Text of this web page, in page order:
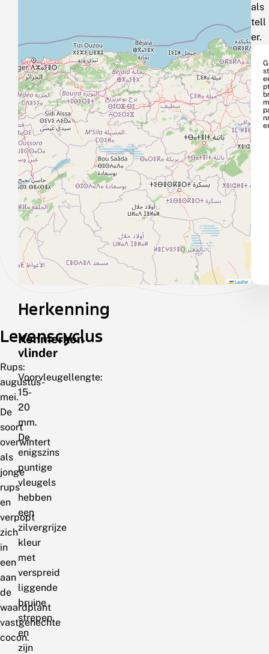
Leaflet
als
tell
er.
Levenscyclus
Rups:
augustus-
mei.
De
soort
overwintert
als
jonge
rups
en
verpopt
zich
in
een
aan
de
waardplant
vastgehechte
cocon.
Herkenning
Kenmerken
vlinder
Voorvleugellengte:
15-
20
mm.
De
enigszins
puntige
vleugels
hebben
een
zilvergrijze
kleur
met
verspreid
liggende
bruine
strepen
en
zijn